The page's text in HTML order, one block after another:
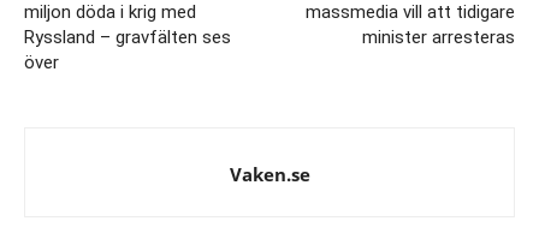
miljon döda i krig med
Ryssland – gravfälten ses
över
massmedia vill att tidigare
minister arresteras
Vaken.se